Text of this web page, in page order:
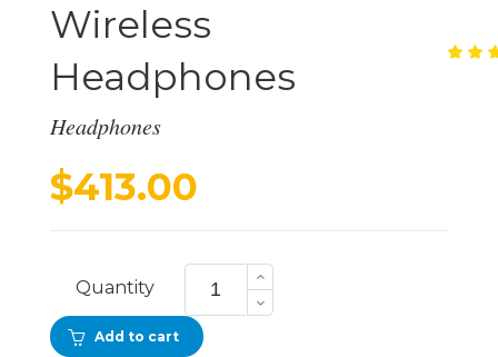
Wireless
Headphones
Headphones
$413.00
Quantity
Wireless
Headphones
quantity
Add to cart